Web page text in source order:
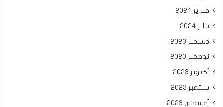
فبراير 2024
يناير 2024
ديسمبر 2023
نوفمبر 2023
أكتوبر 2023
سبتمبر 2023
أغسطس 2023